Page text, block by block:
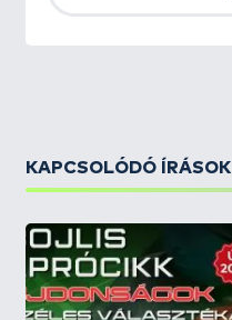
KAPCSOLÓDÓ ÍRÁSOK